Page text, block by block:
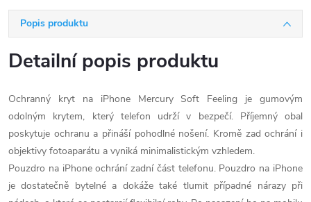
Popis produktu
Detailní popis produktu
Ochranný kryt na iPhone Mercury Soft Feeling je gumovým
odolným krytem, který telefon udrží v bezpečí. Příjemný obal
poskytuje ochranu a přináší pohodlné nošení. Kromě zad ochrání i
objektivy fotoaparátu a vyniká minimalistickým vzhledem.
Pouzdro na iPhone ochrání zadní část telefonu. Pouzdro na iPhone
je dostatečně bytelné a dokáže také tlumit případné nárazy při